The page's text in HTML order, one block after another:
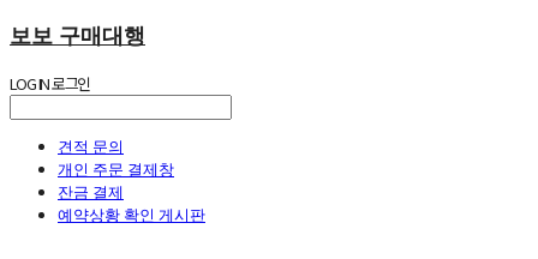
보보 구매대행
LOG IN로그인
견적 문의
개인 주문 결제창
잔금 결제
예약상황 확인 게시판